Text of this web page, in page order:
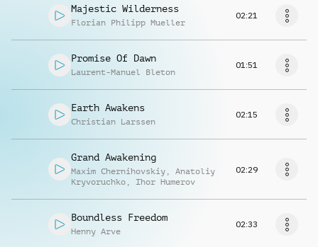
Majestic Wilderness
Florian Philipp Mueller
02:21
Promise Of Dawn
Laurent-Manuel Bleton
01:51
Earth Awakens
Christian Larssen
02:15
Grand Awakening
Maxim Chernihovskiy , Anatoliy
Kryvoruchko , Ihor Humerov
02:29
Boundless Freedom
Henny Arve
02:33